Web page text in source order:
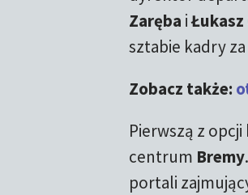
Zaręba iŁukasz
sztabie kadry
Zobacz także:
Pierwszą z
centrum Bremy
portali